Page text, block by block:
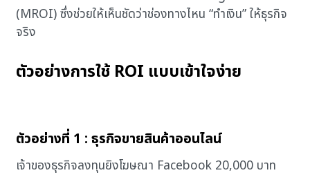
(MROI) ซึ่งช่วยให้เห็นชัดว่าช่องทางไหน “ทำเงิน” ให้ธุรกิจ
จริง
ตัวอย่างการใช้ ROI แบบเข้าใจง่าย
ตัวอย่างที่ 1 : ธุรกิจขายสินค้าออนไลน์
เจ้าของธุรกิจลงทุนยิงโฆษณา Facebook 20,000 บาท